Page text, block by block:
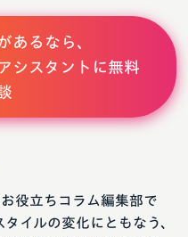
あるなら、
シスタントに無料
役立ちコラム編集部で
タイルの変化にともなう、